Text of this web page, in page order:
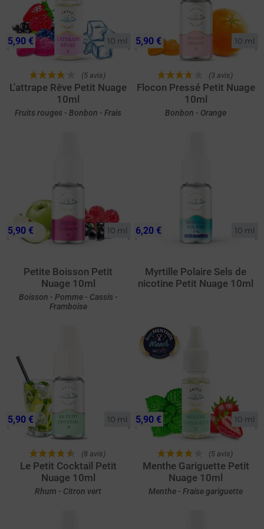
10 ml
(5 avis)
L'attrape Rêve Petit Nuage
10ml
Fruits rouges - Bonbon - Frais
5,90 € 10 ml
(3 avis)
Flocon Pressé Petit Nuage
10ml
Bonbon - Orange
5,90 €
10 ml
Petite Boisson Petit
Nuage 10ml
Boisson - Pomme - Cassis -
Framboise
5,90 € 10 ml
Myrtille Polaire Sels de
nicotine Petit Nuage 10ml
6,20 €
10 ml
(8 avis)
Le Petit Cocktail Petit
Nuage 10ml
Rhum - Citron vert
5,90 € 10 ml
(5 avis)
Menthe Gariguette Petit
Nuage 10ml
Menthe - Fraise gariguette
5,90 €